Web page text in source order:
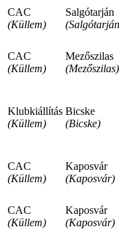
CAC
(Küllem)
Salgótarján
CAC
(Küllem)
Mezőszilas
(Mezőszilas)
Klubkiállítás
(Küllem)
Bicske
(Bicske)
CAC
(Küllem)
Kaposvár
(Kaposvár)
CAC
(Küllem)
Kaposvár
(Kaposvár)